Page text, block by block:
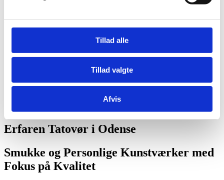
Tillad alle
Tillad valgte
Afvis
Skidt og støv i din nye tatovering (især de første 2-3 dage)
Stramt tøj på din nye tatovering.
At udtørre din nye tatovering.
Karbad, svømning eller sauna i minimum 2 uger.
At pille, klø eller på anden måde at traumatisere din nye
Erfaren Tatovør i Odense
Smukke og Personlige Kunstværker med
Fokus på Kvalitet